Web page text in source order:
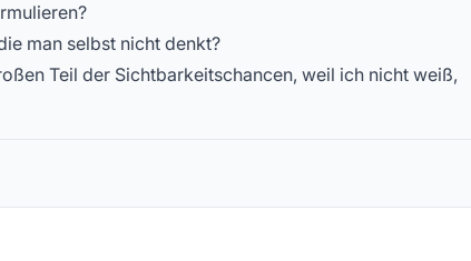
man selbst nicht denkt?
Teil der Sichtbarkeitschancen, weil ich nicht weiß,